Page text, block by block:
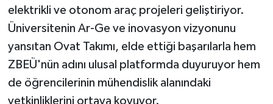
elektrikli ve otonom araç projeleri geliştiriyor.
Üniversitenin Ar-Ge ve inovasyon vizyonunu
yansıtan Ovat Takımı, elde ettiği başarılarla hem
ZBEÜ'nün adını ulusal platformda duyuruyor hem
de öğrencilerinin mühendislik alanındaki
yetkinliklerini ortaya koyuyor.